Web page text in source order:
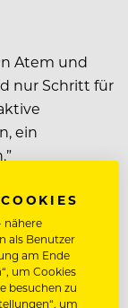
Atem und
nur Schritt für
ein
wird
zu
wenn uns
und
kann der
nähere
als Benutzer
am Ende
um Cookies
besuchen zu
um